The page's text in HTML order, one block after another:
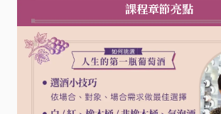
課程章節亮點